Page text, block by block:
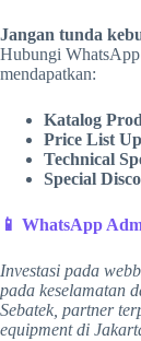
Jangan tunda
Hubungi
mendapatkan:
Katalog
Price List
Technical
Special
📱 WhatsApp
Investasi pada
pada keselamatan
Sebatek, partner
equipment di